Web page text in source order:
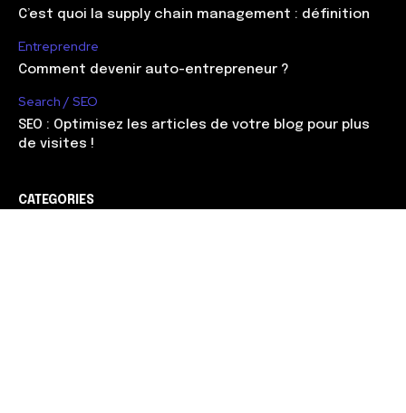
C’est quoi la supply chain management : définition
Entreprendre
Comment devenir auto-entrepreneur ?
Search / SEO
SEO : Optimisez les articles de votre blog pour plus
de visites !
CATEGORIES